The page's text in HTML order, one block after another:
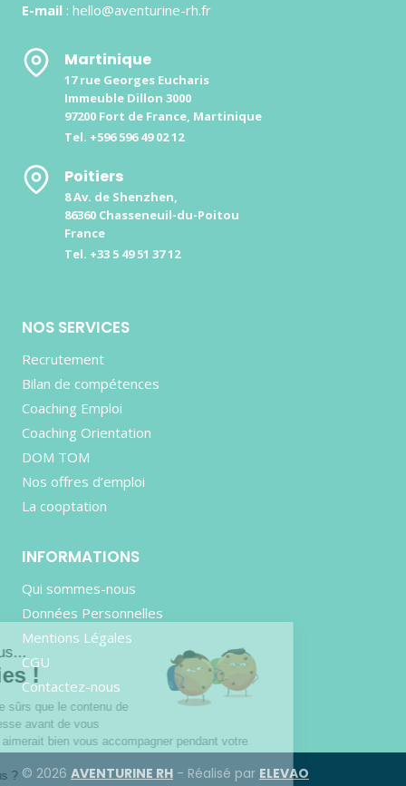
E-mail : hello@aventurine-rh.fr
Martinique
17 rue Georges Eucharis
Immeuble Dillon 3000
97200 Fort de France, Martinique
Tel. +596 596 49 02 12
Poitiers
8 Av. de Shenzhen,
86360 Chasseneuil-du-Poitou
France
Tel. +33 5 49 51 37 12
NOS SERVICES
Recrutement
Bilan de compétences
Coaching Emploi
Coaching Orientation
DOM TOM
Nos offres d’emploi
La cooptation
INFORMATIONS
Qui sommes-nous
Données Personnelles
Mentions Légales
CGU
Contactez-nous
© 2026 AVENTURINE RH - Réalisé par ELEVAO
Salut c'est nous...
les Cookies !
On a attendu d'être sûrs que le contenu de
ce site vous intéresse avant de vous
déranger, mais on aimerait bien vous accompagner pendant votre
C'est OK pour vous ?